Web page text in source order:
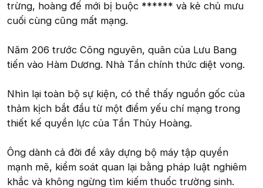
trừng, hoàng đế mới bị buộc ****** và kẻ chủ mưu
cuối cùng cũng mất mạng.
Năm 206 trước Công nguyên, quân của Lưu Bang
tiến vào Hàm Dương. Nhà Tần chính thức diệt vong.
Nhìn lại toàn bộ sự kiện, có thể thấy nguồn gốc của
thảm kịch bắt đầu từ một điểm yếu chí mạng trong
thiết kế quyền lực của Tần Thủy Hoàng.
Ông dành cả đời để xây dựng bộ máy tập quyền
mạnh mẽ, kiểm soát quan lại bằng pháp luật nghiêm
khắc và không ngừng tìm kiếm thuốc trường sinh.